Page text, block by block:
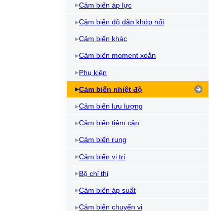
Cảm biến áp lực
Cảm biến độ dãn khớp nối
Cảm biến khác
Cảm biến moment xoắn
Phụ kiện
Cảm biến nhiệt độ
Cảm biến lưu lượng
Cảm biến tiệm cận
Cảm biến rung
Cảm biến vị trí
Bộ chỉ thị
Cảm biến áp suất
Cảm biến chuyển vị